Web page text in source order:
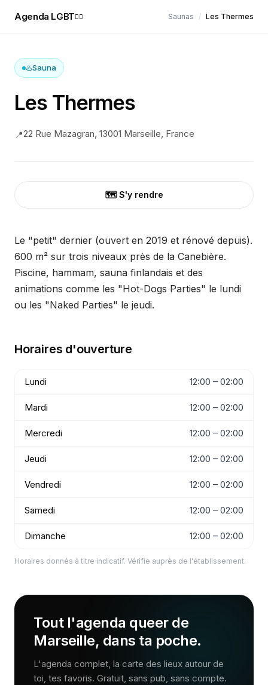
Agenda LGBT🏳️‍🌈 Saunas / Les Thermes
♨️Sauna
Les Thermes
📍22 Rue Mazagran, 13001 Marseille, France
🗺️ S'y rendre
Le "petit" dernier (ouvert en 2019 et rénové depuis).
600 m² sur trois niveaux près de la Canebière.
Piscine, hammam, sauna finlandais et des
animations comme les "Hot-Dogs Parties" le lundi
ou les "Naked Parties" le jeudi.
Horaires d'ouverture
Lundi 12:00 – 02:00
Mardi 12:00 – 02:00
Mercredi 12:00 – 02:00
Jeudi 12:00 – 02:00
Vendredi 12:00 – 02:00
Samedi 12:00 – 02:00
Dimanche 12:00 – 02:00
Horaires donnés à titre indicatif. Vérifie auprès de l'établissement.
Tout l'agenda queer de
Marseille, dans ta poche.
L'agenda complet, la carte des lieux autour de
toi, tes favoris. Gratuit, sans pub, sans compte.